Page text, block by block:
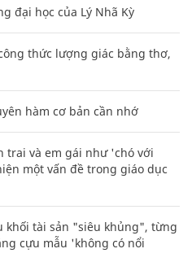
đại học của Lý Nhã Kỳ
thức lượng giác bằng thơ,
hàm cơ bản cần nhớ
trai và em gái như 'chó với
một vấn đề trong giáo dục
khối tài sản "siêu khủng", từng
cựu mẫu 'không có nổi